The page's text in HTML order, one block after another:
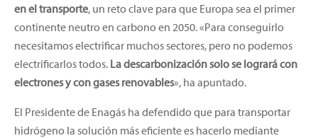
en el transporte, un reto clave para que Europa sea el primer
continente neutro en carbono en 2050. «Para conseguirlo
necesitamos electrificar muchos sectores, pero no podemos
electrificarlos todos. La descarbonización solo se logrará con
electrones y con gases renovables», ha apuntado.
El Presidente de Enagás ha defendido que para transportar
hidrógeno la solución más eficiente es hacerlo mediante